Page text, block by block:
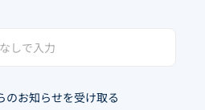
のお知らせを受け取る